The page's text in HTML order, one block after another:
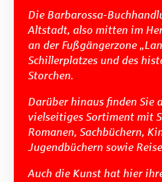
Die Barbarossa-
Altstadt, also mitten im
an der Fußgängerzone
Schillerplatzes und des
Storchen.
Darüber hinaus finden Sie
vielseitiges Sortiment mit
Romanen, Sachbüchern,
Jugendbüchern sowie
Auch die Kunst hat hier